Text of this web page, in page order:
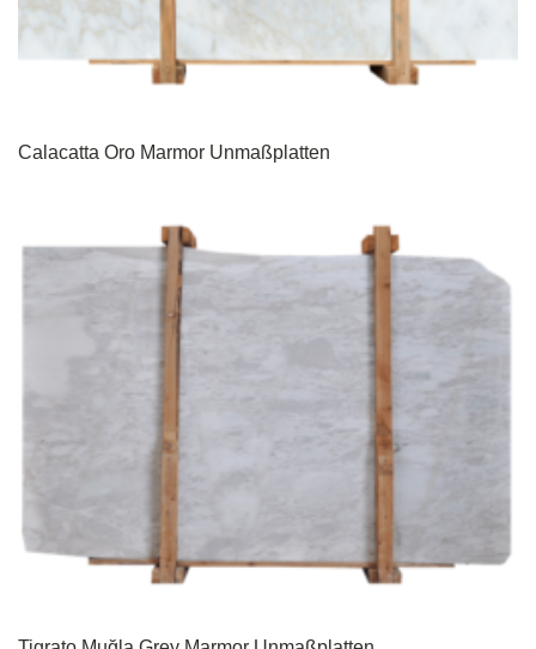
Calacatta Oro Marmor Unmaßplatten